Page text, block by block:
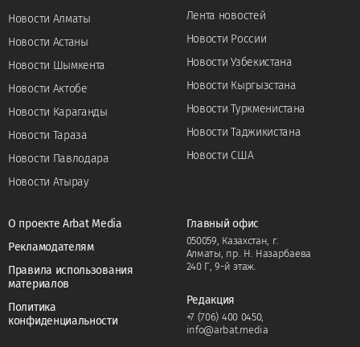
Новости Алматы
Новости Астаны
Новости Шымкента
Новости Актобе
Новости Караганды
Новости Тараза
Новости Павлодара
Новости Атырау
Лента новостей
Новости России
Новости Узбекистана
Новости Кыргызстана
Новости Туркменистана
Новости Таджикистана
Новости США
О проекте Arbat Media
Рекламодателям
Правила использования
материалов
Политика
конфиденциальности
Главный офис
050059, Казахстан, г.
Алматы, пр. Н. Назарбаева
240 Г, 9-й этаж.
Редакция
+7 (706) 400 0450,
info@arbat.media